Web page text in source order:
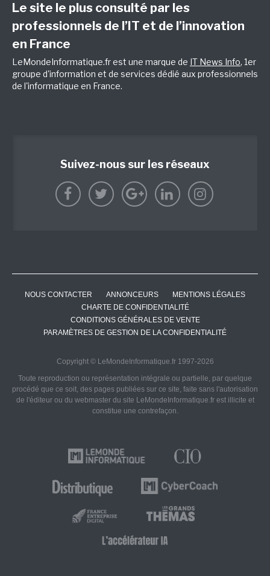
Le site le plus consulté par les
professionnels de l’IT et de l’innovation
en France
LeMondeInformatique.fr est une marque de IT News Info, 1er
groupe d'information et de services dédié aux professionnels
de l'informatique en France.
Suivez-nous sur les réseaux
NOUS CONTACTER ANNONCEURS
MENTIONS LÉGALES
CHARTE DE CONFIDENTIALITÉ
CONDITIONS GÉNÉRALES DE VENTE
PARAMÈTRES DE GESTION DE LA CONFIDENTIALITÉ
Copyright © LeMondeInformatique.fr 1997-2026
Toute reproduction ou représentation intégrale ou partielle, par quelque
procédé que ce soit, des pages publiées sur ce site, faite sans l'autorisation
de l'éditeur ou du webmaster du site LeMondeInformatique.fr est illicite et
constitue une contrefaçon.